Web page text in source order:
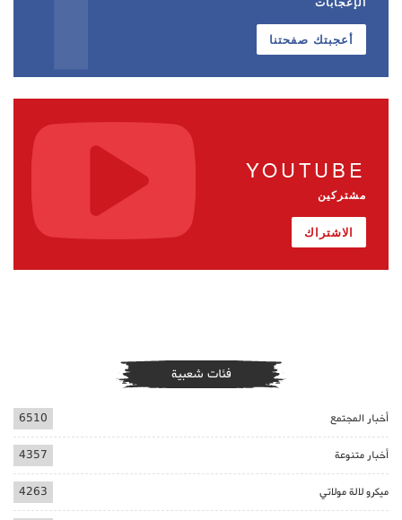
أعجبتك صفحتنا
YOUTUBE
مشتركين
الاشتراك
فئات شعبية
أخبار المجتمع 6510
أخبار متنوعة 4357
ميكرو لالة مولاتي 4263